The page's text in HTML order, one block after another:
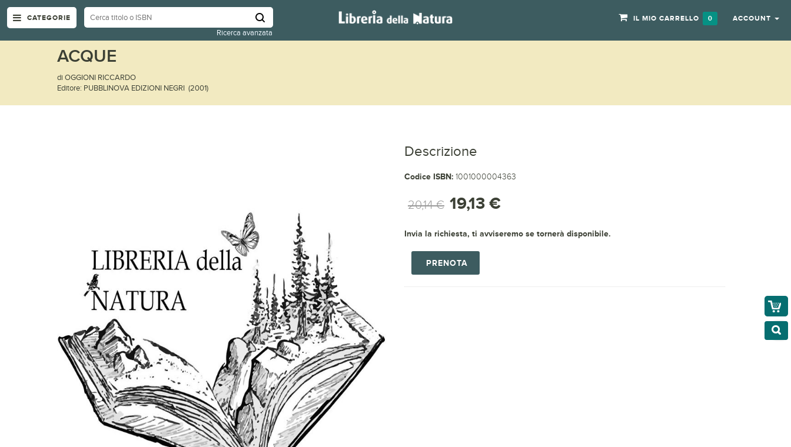
CATEGORIE
Ricerca avanzata
IL MIO CARRELLO 0 ACCOUNT
ACQUE
di OGGIONI RICCARDO
Editore: PUBBLINOVA EDIZIONI NEGRI (2001)
Descrizione
Codice ISBN: 1001000004363
20,14 € 19,13 €
Invia la richiesta, ti avviseremo se tornerà disponibile.
PRENOTA